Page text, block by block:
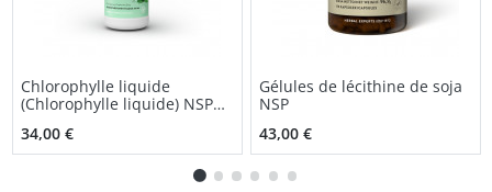
Chlorophylle liquide
(Chlorophylle liquide) NSP
34,00 €
Gélules de lécithine de soja
NSP
43,00 €